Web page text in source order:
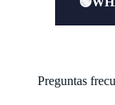
Preguntas